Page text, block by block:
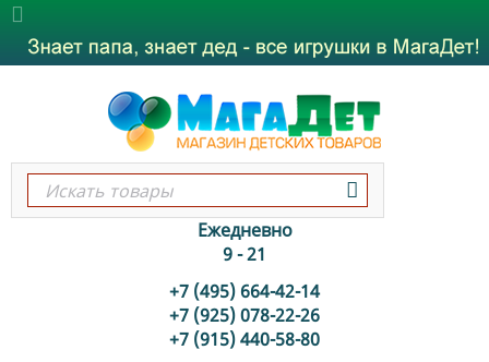
Ежедневно
9 - 21
+7 (495) 664-42-14
+7 (925) 078-22-26
+7 (915) 440-58-80